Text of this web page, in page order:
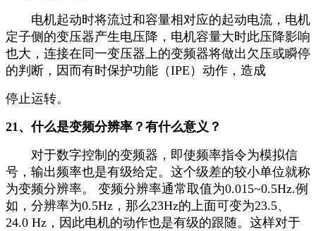
电机起动时将流过和容量相对应的起动电流，电机
定子侧的变压器产生电压降，电机容量大时此压降影响
也大，连接在同一变压器上的变频器将做出欠压或瞬停
的判断，因而有时保护功能（IPE）动作，造成
停止运转。
21、什么是变频分辨率？有什么意义？
对于数字控制的变频器，即使频率指令为模拟信
号，输出频率也是有级给定。这个级差的较小单位就称
为变频分辨率。 变频分辨率通常取值为0.015~0.5Hz.例
如，分辨率为0.5Hz，那么23Hz的上面可变为23.5、
24.0 Hz，因此电机的动作也是有级的跟随。这样对于